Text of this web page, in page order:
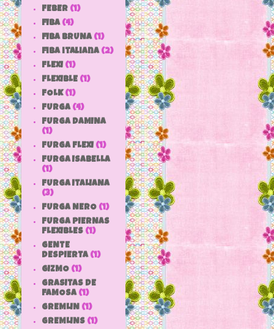
FEBER (1)
FIBA (4)
FIBA BRUNA (1)
fiba italiana (2)
FLEXI (1)
FLEXIBLE (1)
FOLK (1)
FURGA (4)
FURGA DAMINA
(1)
FURGA FLEXI (1)
FURGA ISABELLA
(1)
FURGA ITALIANA
(3)
FURGA NERO (1)
FURGA PIERNAS
FLEXIBLES (1)
GENTE
DESPIERTA (1)
GIZMO (1)
GRASITAS DE
FAMOSA (1)
GREMLIN (1)
GREMLINS (1)